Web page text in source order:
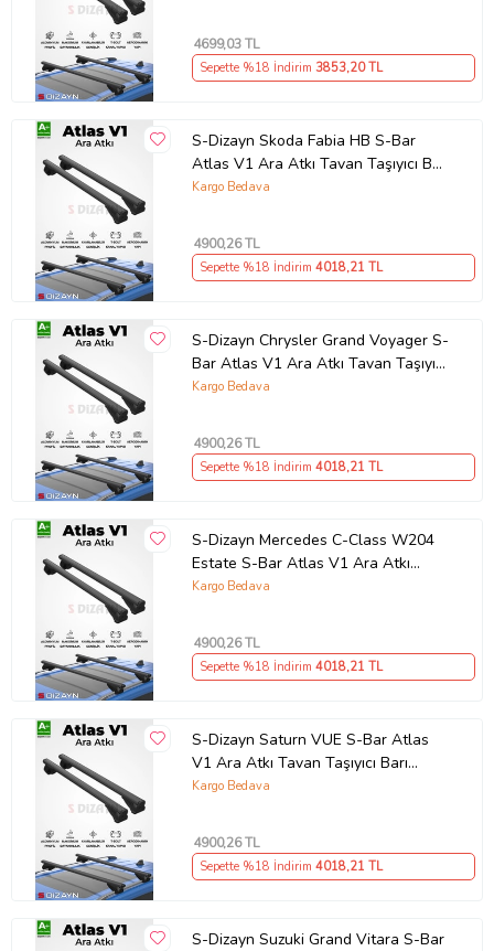
4699,03 TL
Sepette %18 İndirim 3853,20 TL
S-Dizayn Skoda Fabia HB S-Bar
Atlas V1 Ara Atkı Tavan Taşıyıcı Barı
Siyah 130 Cm 2007-2010 A+ Kalite
Kargo Bedava
4900,26 TL
Sepette %18 İndirim 4018,21 TL
S-Dizayn Chrysler Grand Voyager S-
Bar Atlas V1 Ara Atkı Tavan Taşıyıcı
Barı Siyah 140 Cm 2008-2016 A+
Kargo Bedava
4900,26 TL
Sepette %18 İndirim 4018,21 TL
S-Dizayn Mercedes C-Class W204
Estate S-Bar Atlas V1 Ara Atkı
Tavan Taşıyıcı Barı Siyah 130 Cm
Kargo Bedava
4900,26 TL
Sepette %18 İndirim 4018,21 TL
S-Dizayn Saturn VUE S-Bar Atlas
V1 Ara Atkı Tavan Taşıyıcı Barı
Siyah 130 Cm 2001-2009 A+ Kalite
Kargo Bedava
4900,26 TL
Sepette %18 İndirim 4018,21 TL
S-Dizayn Suzuki Grand Vitara S-Bar